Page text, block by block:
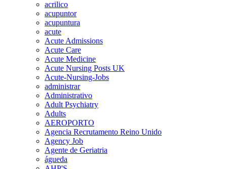
acrilico
acupuntor
acupuntura
acute
Acute Admissions
Acute Care
Acute Medicine
Acute Nursing Posts UK
Acute-Nursing-Jobs
administrar
Administrativo
Adult Psychiatry
Adults
AEROPORTO
Agencia Recrutamento Reino Unido
Agency Job
Agente de Geriatria
águeda